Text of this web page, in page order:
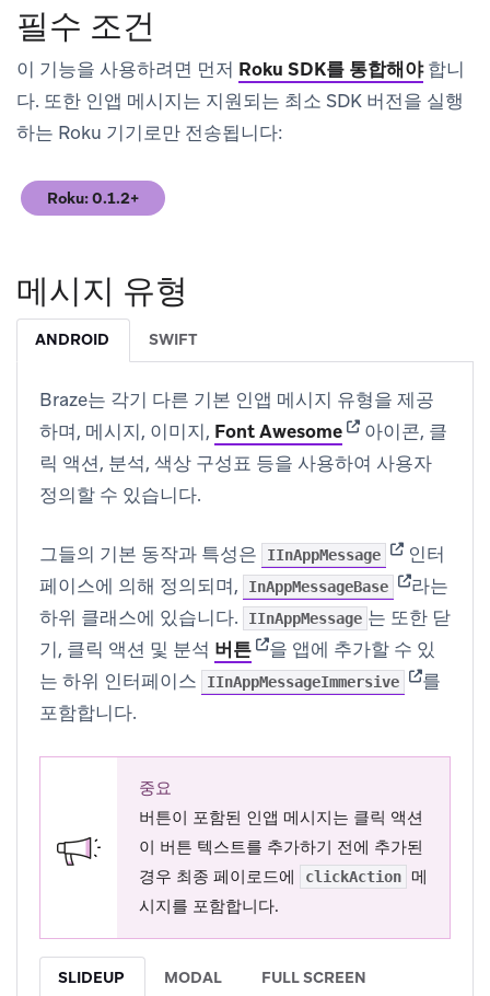
필수 조건
이 기능을 사용하려면 먼저 Roku SDK를 통합해야합니
다. 또한 인앱 메시지는 지원되는 최소 SDK 버전을 실행
하는 Roku 기기로만 전송됩니다:
Roku: 0.1.2+
(opens in new tab)
메시지 유형
ANDROID SWIFT
Braze는 각기 다른 기본 인앱 메시지 유형을 제공
하며, 메시지, 이미지, Font Awesome(opens in new
아이콘, 클
릭 액션, 분석, 색상 구성표 등을 사용하여 사용자
정의할 수 있습니다.
그들의 기본 동작과 특성은 IInAppMessage (opens in
인터
페이스에 의해 정의되며,
InAppMessageBase (opens in
라는
하위 클래스에 있습니다.
IInAppMessage 는 또한 닫
기, 클릭 액션 및 분석 버튼(opens in new tab)
을 앱에 추가할 수 있
는 하위 인터페이스
IInAppMessageImmersive (opens in
를
포함합니다.
중요
버튼이 포함된 인앱 메시지는 클릭 액션
이 버튼 텍스트를 추가하기 전에 추가된
경우 최종 페이로드에
clickAction 메
시지를 포함합니다.
SLIDEUP MODAL FULL SCREEN